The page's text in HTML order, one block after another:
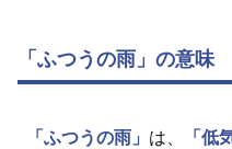
「ふつうの雨」の意味
「ふつうの雨」 は、
「低